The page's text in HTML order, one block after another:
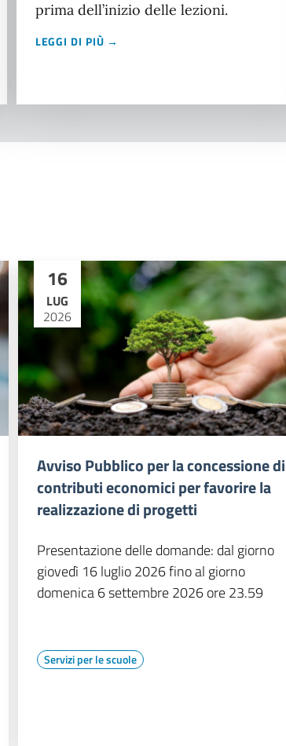
prima dell’inizio delle lezioni.
LEGGI DI PIÙ →
16
LUG
2026
Avviso Pubblico per la concessione di
contributi economici per favorire la
realizzazione di progetti
Presentazione delle domande: dal giorno
giovedì 16 luglio 2026 fino al giorno
domenica 6 settembre 2026 ore 23.59
Servizi per le scuole